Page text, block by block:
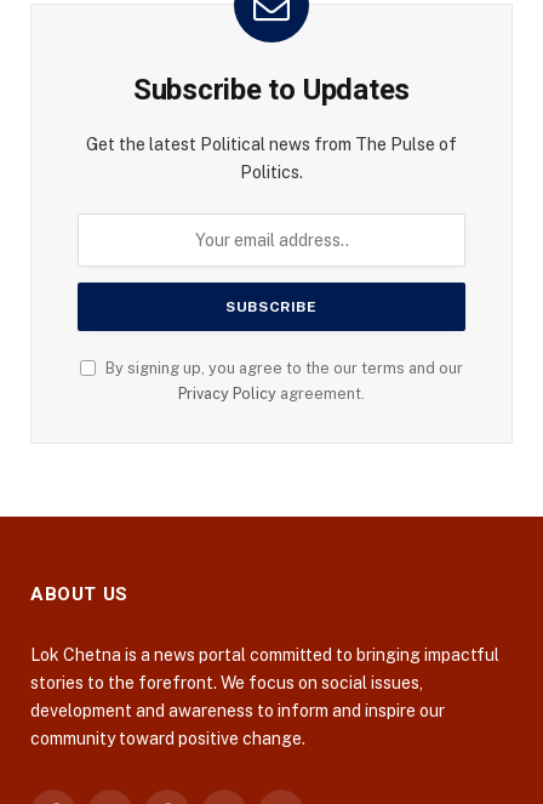
Subscribe to Updates
Get the latest Political news from The Pulse of
Politics.
By signing up, you agree to the our terms and our
Privacy Policy agreement.
ABOUT US
Lok Chetna is a news portal committed to bringing impactful
stories to the forefront. We focus on social issues,
development and awareness to inform and inspire our
community toward positive change.